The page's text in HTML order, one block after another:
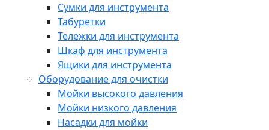
Сумки для инструмента
Табуретки
Тележки для инструмента
Шкаф для инструмента
Ящики для инструмента
Оборудование для очистки
Мойки высокого давления
Мойки низкого давления
Насадки для мойки